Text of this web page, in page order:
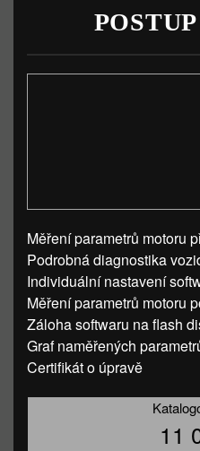
Měření parametrů motoru
Podrobná diagnostika
Individuální nastavení
Měření parametrů motoru
Záloha softwaru na flash
Graf naměřených
Certifikát o úpravě
11